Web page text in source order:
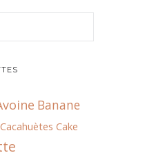
Banane
Cacahuètes Cake